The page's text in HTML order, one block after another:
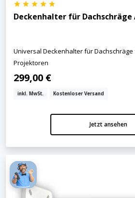
Deckenhalter für Dachschräge
Universal Deckenhalter für
Projektoren
299,00 €
inkl. MwSt. Kostenloser Versand
Jetzt ansehen